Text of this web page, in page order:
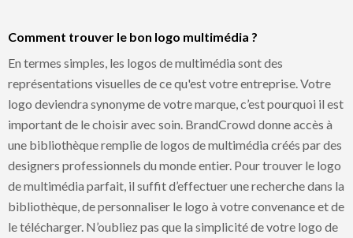
Comment trouver le bon logo multimédia ?
En termes simples, les logos de multimédia sont des
représentations visuelles de ce qu'est votre entreprise. Votre
logo deviendra synonyme de votre marque, c’est pourquoi il est
important de le choisir avec soin. BrandCrowd donne accès à
une bibliothèque remplie de logos de multimédia créés par des
designers professionnels du monde entier. Pour trouver le logo
de multimédia parfait, il suffit d’effectuer une recherche dans la
bibliothèque, de personnaliser le logo à votre convenance et de
le télécharger. N’oubliez pas que la simplicité de votre logo de